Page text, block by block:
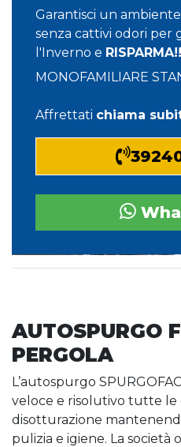
Garantisci un
senza cattivi odori per
l'Inverno e
MONOFAMILIARE
Affrettati chiama
AUTOSPURGO
PERGOLA
L’autospurgo
veloce e risolutivo tutte le
disotturazione
pulizia e igiene. La